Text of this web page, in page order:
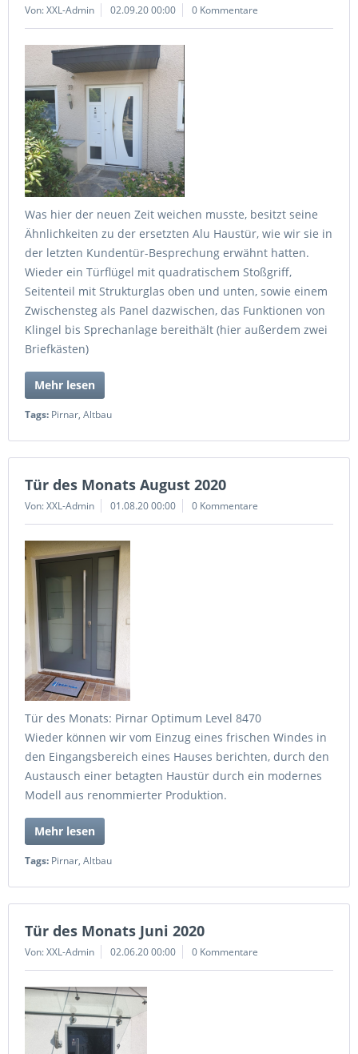
Von: XXL-Admin 02.09.20 00:00 0 Kommentare
Was hier der neuen Zeit weichen musste, besitzt seine
Ähnlichkeiten zu der ersetzten Alu Haustür, wie wir sie in
der letzten Kundentür-Besprechung erwähnt hatten.
Wieder ein Türflügel mit quadratischem Stoßgriff,
Seitenteil mit Strukturglas oben und unten, sowie einem
Zwischensteg als Panel dazwischen, das Funktionen von
Klingel bis Sprechanlage bereithält (hier außerdem zwei
Briefkästen)
Mehr lesen
Tags: Pirnar, Altbau
Tür des Monats August 2020
Von: XXL-Admin 01.08.20 00:00 0 Kommentare
Tür des Monats: Pirnar Optimum Level 8470
Wieder können wir vom Einzug eines frischen Windes in
den Eingangsbereich eines Hauses berichten, durch den
Austausch einer betagten Haustür durch ein modernes
Modell aus renommierter Produktion.
Mehr lesen
Tags: Pirnar, Altbau
Tür des Monats Juni 2020
Von: XXL-Admin 02.06.20 00:00 0 Kommentare